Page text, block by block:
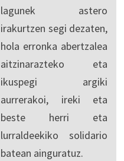
lagunek astero
irakurtzen segi dezaten,
hola erronka abertzalea
aitzinarazteko eta
ikuspegi argiki
aurrerakoi, ireki eta
beste herri eta
lurraldeekiko solidario
batean ainguratuz.